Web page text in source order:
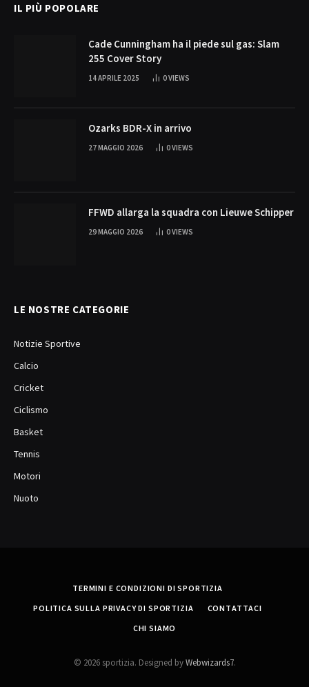
IL PIÙ POPOLARE
Cade Cunningham ha il piede sul gas: Slam
255 Cover Story
14 APRILE 2025 0VIEWS
Ozarks BDR-X in arrivo
27 MAGGIO 2026 0VIEWS
FFWD allarga la squadra con Lieuwe Schipper
29 MAGGIO 2026 0VIEWS
LE NOSTRE CATEGORIE
Notizie Sportive
Calcio
Cricket
Ciclismo
Basket
Tennis
Motori
Nuoto
TERMINI E CONDIZIONI DI SPORTIZIA
POLITICA SULLA PRIVACY DI SPORTIZIA
CONTATTACI
CHI SIAMO
© 2026 sportizia. Designed byWebwizards7.